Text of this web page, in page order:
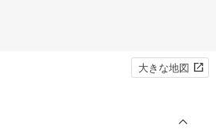
大きな地図